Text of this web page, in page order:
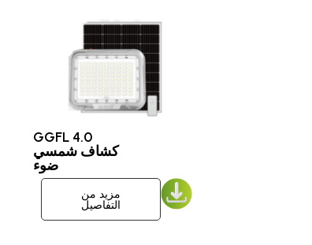
GGFL 4.0
كشاف شمسي
ضوء
مزيد من
التفاصيل